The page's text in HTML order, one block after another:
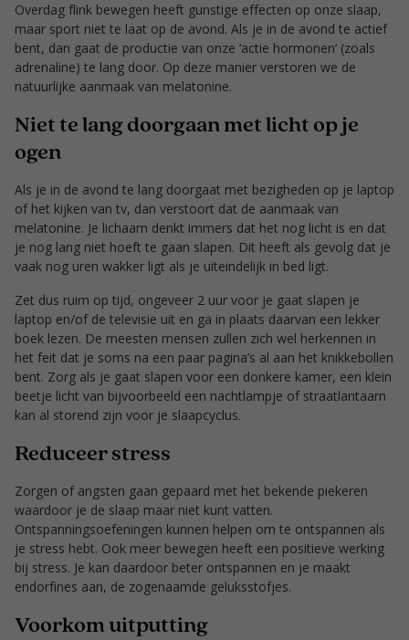
Overdag flink bewegen heeft gunstige effecten op onze slaap,
maar sport niet te laat op de avond. Als je in de avond te actief
bent, dan gaat de productie van onze ‘actie hormonen’ (zoals
adrenaline) te lang door. Op deze manier verstoren we de
natuurlijke aanmaak van melatonine.
Niet te lang doorgaan met licht op je
ogen
Als je in de avond te lang doorgaat met bezigheden op je laptop
of het kijken van tv, dan verstoort dat de aanmaak van
melatonine. Je lichaam denkt immers dat het nog licht is en dat
je nog lang niet hoeft te gaan slapen. Dit heeft als gevolg dat je
vaak nog uren wakker ligt als je uiteindelijk in bed ligt.
Zet dus ruim op tijd, ongeveer 2 uur voor je gaat slapen je
laptop en/of de televisie uit en ga in plaats daarvan een lekker
boek lezen. De meesten mensen zullen zich wel herkennen in
het feit dat je soms na een paar pagina’s al aan het knikkebollen
bent. Zorg als je gaat slapen voor een donkere kamer, een klein
beetje licht van bijvoorbeeld een nachtlampje of straatlantaarn
kan al storend zijn voor je slaapcyclus.
Reduceer stress
Zorgen of angsten gaan gepaard met het bekende piekeren
waardoor je de slaap maar niet kunt vatten.
Ontspanningsoefeningen kunnen helpen om te ontspannen als
je stress hebt. Ook meer bewegen heeft een positieve werking
bij stress. Je kan daardoor beter ontspannen en je maakt
endorfines aan, de zogenaamde geluksstofjes.
Voorkom uitputting